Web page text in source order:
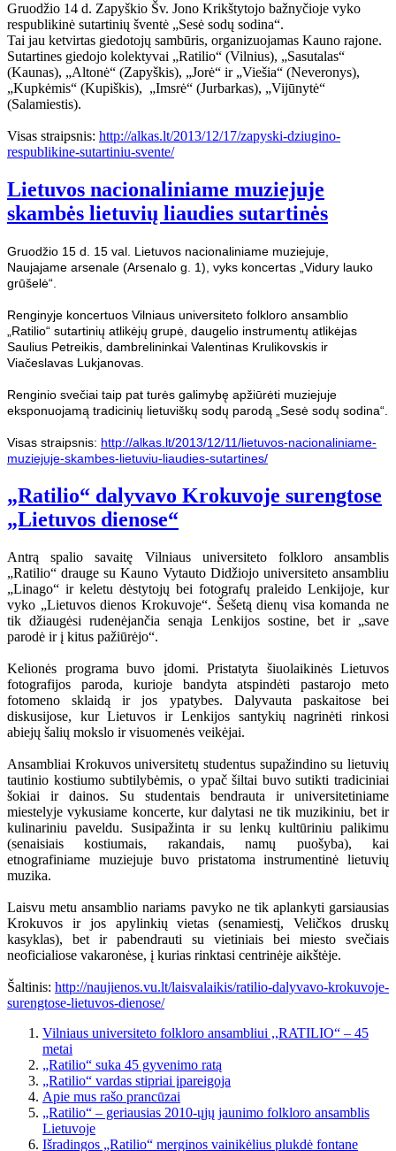
Gruodžio 14 d. Zapyškio Šv. Jono Krikštytojo bažnyčioje vyko
respublikinė sutartinių šventė „Sesė sodų sodina“.
Tai jau ketvirtas giedotojų sambūris, organizuojamas Kauno rajone.
Sutartines giedojo kolektyvai „Ratilio“ (Vilnius), „Sasutalas“
(Kaunas), „Altonė“ (Zapyškis), „Jorė“ ir „Viešia“ (Neveronys),
„Kupkėmis“ (Kupiškis), „Imsrė“ (Jurbarkas), „Vijūnytė“
(Salamiestis).
Visas straipsnis: http://alkas.lt/2013/12/17/zapyski-dziugino-
respublikine-sutartiniu-svente/
Lietuvos nacionaliniame muziejuje
skambės lietuvių liaudies sutartinės
Gruodžio 15 d. 15 val. Lietuvos nacionaliniame muziejuje,
Naujajame arsenale (Arsenalo g. 1), vyks koncertas „Vidury lauko
grūšelė“.
Renginyje koncertuos Vilniaus universiteto folkloro ansamblio
„Ratilio“ sutartinių atlikėjų grupė, daugelio instrumentų atlikėjas
Saulius Petreikis, dambrelininkai Valentinas Krulikovskis ir
Viačeslavas Lukjanovas.
Renginio svečiai taip pat turės galimybę apžiūrėti muziejuje
eksponuojamą tradicinių lietuviškų sodų parodą „Sesė sodų sodina“.
Visas straipsnis: http://alkas.lt/2013/12/11/lietuvos-nacionaliniame-
muziejuje-skambes-lietuviu-liaudies-sutartines/
„Ratilio“ dalyvavo Krokuvoje surengtose
„Lietuvos dienose“
Antrą spalio savaitę Vilniaus universiteto folkloro ansamblis
„Ratilio“ drauge su Kauno Vytauto Didžiojo universiteto ansambliu
„Linago“ ir keletu dėstytojų bei fotografų praleido Lenkijoje, kur
vyko „Lietuvos dienos Krokuvoje“. Šešetą dienų visa komanda ne
tik džiaugėsi rudenėjančia senąja Lenkijos sostine, bet ir „save
parodė ir į kitus pažiūrėjo“.
Kelionės programa buvo įdomi. Pristatyta šiuolaikinės Lietuvos
fotografijos paroda, kurioje bandyta atspindėti pastarojo meto
fotomeno sklaidą ir jos ypatybes. Dalyvauta paskaitose bei
diskusijose, kur Lietuvos ir Lenkijos santykių nagrinėti rinkosi
abiejų šalių mokslo ir visuomenės veikėjai.
Ansambliai Krokuvos universitetų studentus supažindino su lietuvių
tautinio kostiumo subtilybėmis, o ypač šiltai buvo sutikti tradiciniai
šokiai ir dainos. Su studentais bendrauta ir universitetiniame
miestelyje vykusiame koncerte, kur dalytasi ne tik muzikiniu, bet ir
kulinariniu paveldu. Susipažinta ir su lenkų kultūriniu palikimu
(senaisiais kostiumais, rakandais, namų puošyba), kai
etnografiniame muziejuje buvo pristatoma instrumentinė lietuvių
muzika.
Laisvu metu ansamblio nariams pavyko ne tik aplankyti garsiausias
Krokuvos ir jos apylinkių vietas (senamiestį, Veličkos druskų
kasyklas), bet ir pabendrauti su vietiniais bei miesto svečiais
neoficialiose vakaronėse, į kurias rinktasi centrinėje aikštėje.
Šaltinis: http://naujienos.vu.lt/laisvalaikis/ratilio-dalyvavo-krokuvoje-
surengtose-lietuvos-dienose/
Vilniaus universiteto folkloro ansambliui ,,RATILIO“ – 45
metai
„Ratilio“ suka 45 gyvenimo ratą
„Ratilio“ vardas stipriai įpareigoja
Apie mus rašo prancūzai
„Ratilio“ – geriausias 2010-ųjų jaunimo folkloro ansamblis
Lietuvoje
Išradingos „Ratilio“ merginos vainikėlius plukdė fontane